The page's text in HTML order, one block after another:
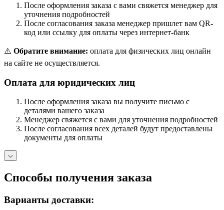
После оформления заказа с вами свяжется менеджер для
уточнения подробностей
После согласования заказа менеджер пришлет вам QR-
код или ссылку для оплаты через интернет-банк
⚠️ Обратите внимание: оплата для физических лиц онлайн
на сайте не осуществляется.
Оплата для юридических лиц
После оформления заказа вы получите письмо с
деталями вашего заказа
Менеджер свяжется с вами для уточнения подробностей
После согласования всех деталей будут предоставлены
документы для оплаты
Способы получения заказа
Варианты доставки: